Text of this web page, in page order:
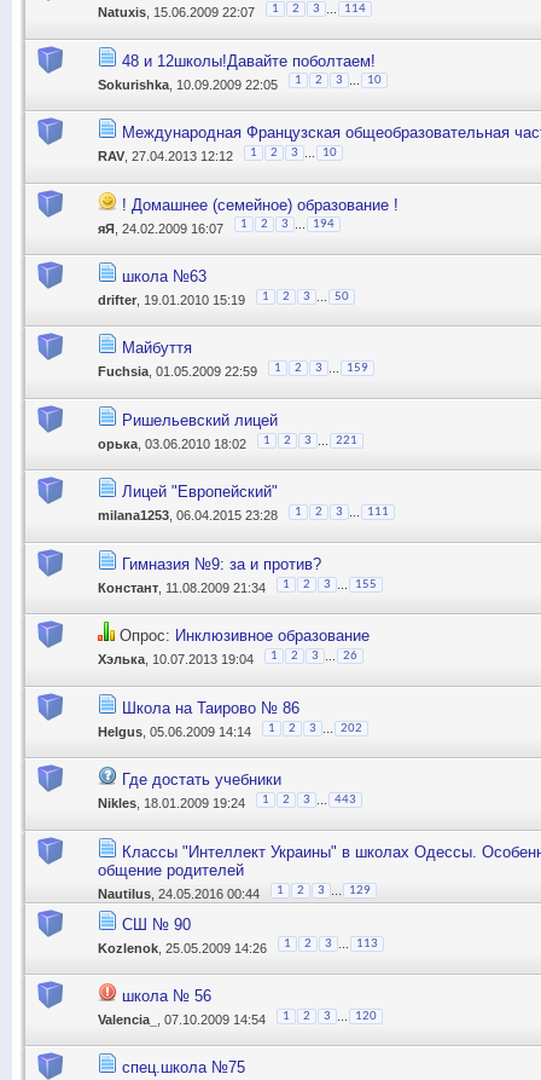
Natuxis , 15.06.2009 22:07 1 2 3 114
48 и 12школы!Давайте поболтаем!
Sokurishka , 10.09.2009 22:05 1 2 3 10
Международная Французская общеобразовательная
RAV , 27.04.2013 12:12 1 2 3 10
! Домашнее (семейное) образование !
яЯ , 24.02.2009 16:07 1 2 3 194
школа №63
drifter , 19.01.2010 15:19 1 2 3 50
Майбуття
Fuchsia , 01.05.2009 22:59 1 2 3 159
Ришельевский лицей
орька , 03.06.2010 18:02 1 2 3 221
Лицей "Европейский"
milana1253 , 06.04.2015 23:28 1 2 3 111
Гимназия №9: за и против?
Констант , 11.08.2009 21:34 1 2 3 155
Опрос: Инклюзивное образование
Хэлька , 10.07.2013 19:04 1 2 3 26
Школа на Таирово № 86
Helgus , 05.06.2009 14:14 1 2 3 202
Где достать учебники
Nikles , 18.01.2009 19:24 1 2 3 443
Классы "Интеллект Украины" в школах Одессы.
общение родителей
Nautilus , 24.05.2016 00:44 1 2 3 129
СШ № 90
Kozlenok , 25.05.2009 14:26 1 2 3 113
школа № 56
Valencia_ , 07.10.2009 14:54 1 2 3 120
спец.школа №75